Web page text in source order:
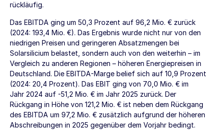
rückläufig.
Das EBITDA ging um 50,3 Prozent auf 96,2 Mio. € zurück
(2024: 193,4 Mio. €). Das Ergebnis wurde nicht nur von den
niedrigen Preisen und geringeren Absatzmengen bei
Solarsilicium belastet, sondern auch von den weiterhin – im
Vergleich zu anderen Regionen – höheren Energiepreisen in
Deutschland. Die EBITDA-Marge belief sich auf 10,9 Prozent
(2024: 20,4 Prozent). Das EBIT ging von 70,0 Mio. € im
Jahr 2024 auf -51,2 Mio. € im Jahr 2025 zurück. Der
Rückgang in Höhe von 121,2 Mio. € ist neben dem Rückgang
des EBITDA um 97,2 Mio. € zusätzlich aufgrund der höheren
Abschreibungen in 2025 gegenüber dem Vorjahr bedingt.